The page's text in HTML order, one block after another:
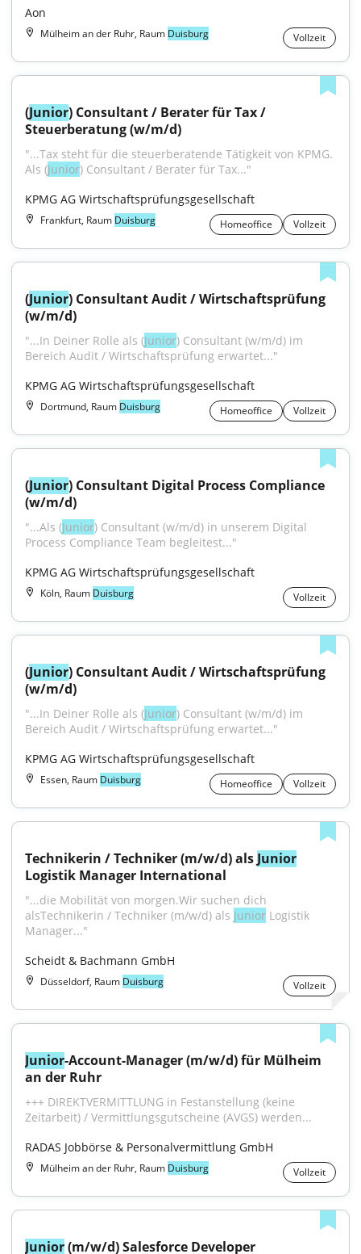
Aon
Mülheim an der Ruhr, Raum Duisburg Vollzeit
(Junior) Consultant / Berater für Tax /
Steuerberatung (w/m/d)
"...Tax steht für die steuerberatende Tätigkeit von KPMG.
Als (Junior) Consultant / Berater für Tax..."
KPMG AG Wirtschaftsprüfungsgesellschaft
Frankfurt, Raum Duisburg Homeoffice Vollzeit
(Junior) Consultant Audit / Wirtschaftsprüfung
(w/m/d)
"...In Deiner Rolle als (Junior) Consultant (w/m/d) im
Bereich Audit / Wirtschaftsprüfung erwartet..."
KPMG AG Wirtschaftsprüfungsgesellschaft
Dortmund, Raum Duisburg Homeoffice Vollzeit
(Junior) Consultant Digital Process Compliance
(w/m/d)
"...Als (Junior) Consultant (w/m/d) in unserem Digital
Process Compliance Team begleitest..."
KPMG AG Wirtschaftsprüfungsgesellschaft
Köln, Raum Duisburg Vollzeit
(Junior) Consultant Audit / Wirtschaftsprüfung
(w/m/d)
"...In Deiner Rolle als (Junior) Consultant (w/m/d) im
Bereich Audit / Wirtschaftsprüfung erwartet..."
KPMG AG Wirtschaftsprüfungsgesellschaft
Essen, Raum Duisburg Homeoffice Vollzeit
Technikerin / Techniker (m/w/d) als Junior
Logistik Manager International
"...die Mobilität von morgen.Wir suchen dich
alsTechnikerin / Techniker (m/w/d) als Junior Logistik
Manager..."
Scheidt & Bachmann GmbH
Düsseldorf, Raum Duisburg Vollzeit
Junior-Account-Manager (m/w/d) für Mülheim
an der Ruhr
+++ DIREKTVERMITTLUNG in Festanstellung (keine
Zeitarbeit) / Vermittlungsgutscheine (AVGS) werden...
RADAS Jobbörse & Personalvermittlung GmbH
Mülheim an der Ruhr, Raum Duisburg Vollzeit
Junior (m/w/d) Salesforce Developer